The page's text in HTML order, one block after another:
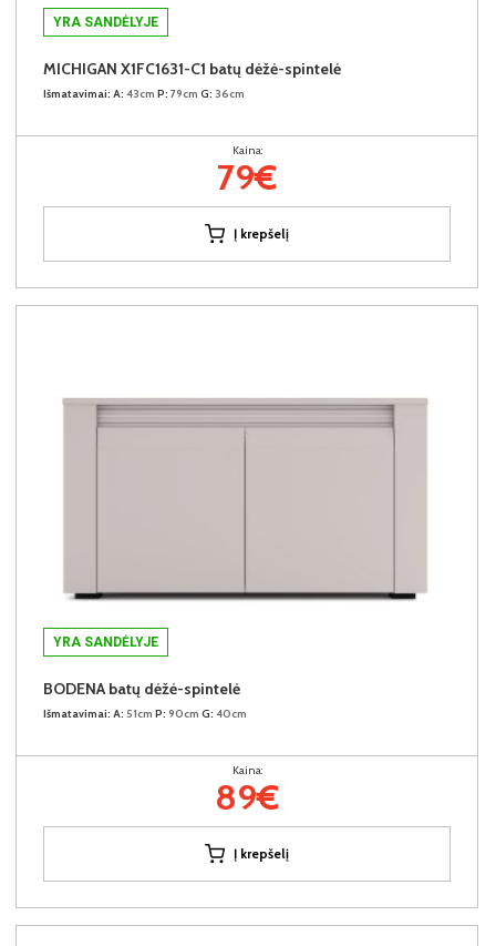
YRA SANDĖLYJE
MICHIGAN X1FC1631-C1 batų dėžė-spintelė
Išmatavimai: A: 43cm P: 79cm G: 36cm
Kaina:
79€
Į krepšelį
YRA SANDĖLYJE
BODENA batų dėžė-spintelė
Išmatavimai: A: 51cm P: 90cm G: 40cm
Kaina:
89€
Į krepšelį